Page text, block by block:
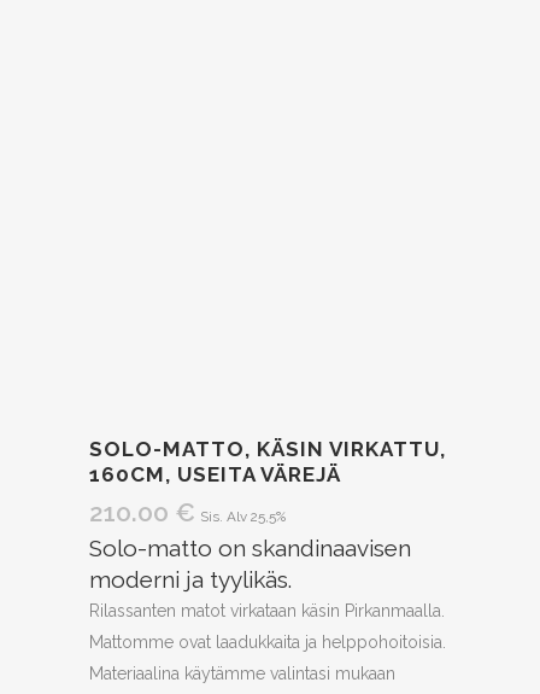
SOLO-MATTO, KÄSIN VIRKATTU,
160CM, USEITA VÄREJÄ
210.00 € Sis. Alv 25,5%
Solo-matto on skandinaavisen
moderni ja tyylikäs.
Rilassanten matot virkataan käsin Pirkanmaalla.
Mattomme ovat laadukkaita ja helppohoitoisia.
Materiaalina käytämme valintasi mukaan